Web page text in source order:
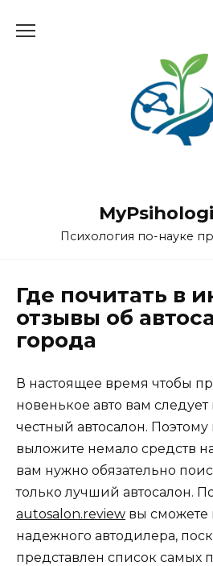
Психология по-науке
Где почитать в
отзывы об
города
В настоящее время чтобы
новенькое авто вам
честный автосалон.
выложите немало средств
вам нужно обязательно
только лучший автосалон.
autosalon.review вы сможете
надежного автодилера,
представлен список самых